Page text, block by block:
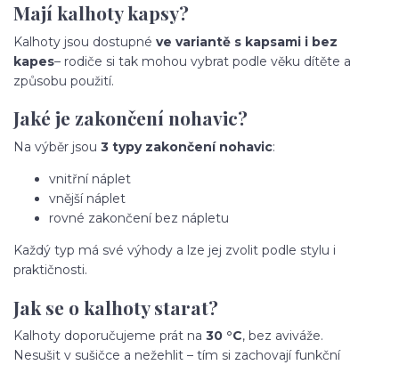
Mají kalhoty kapsy?
Kalhoty jsou dostupné ve variantě s kapsami i bez
kapes– rodiče si tak mohou vybrat podle věku dítěte a
způsobu použití.
Jaké je zakončení nohavic?
Na výběr jsou 3 typy zakončení nohavic:
vnitřní náplet
vnější náplet
rovné zakončení bez nápletu
Každý typ má své výhody a lze jej zvolit podle stylu i
praktičnosti.
Jak se o kalhoty starat?
Kalhoty doporučujeme prát na 30 °C, bez aviváže.
Nesušit v sušičce a nežehlit – tím si zachovají funkční